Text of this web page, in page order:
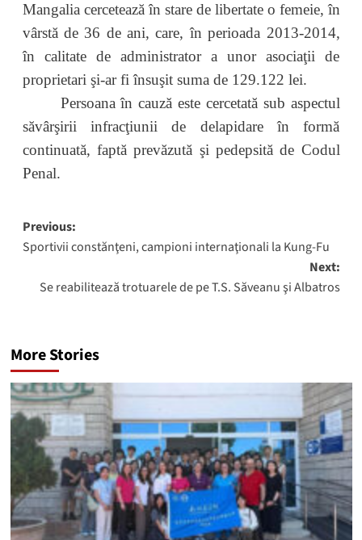
Mangalia cercetează în stare de libertate o femeie, în
vârstă de 36 de ani, care, în perioada 2013-2014,
în calitate de administrator a unor asociaţii de
proprietari şi-ar fi însuşit suma de 129.122 lei.
Persoana în cauză este cercetată sub aspectul
săvârşirii infracţiunii de delapidare în formă
continuată, faptă prevăzută şi pedepsită de Codul
Penal.
Post
navigation
Previous:
Sportivii constănţeni, campioni internaţionali la Kung-Fu
Next:
Se reabilitează trotuarele de pe T.S. Săveanu şi Albatros
More Stories